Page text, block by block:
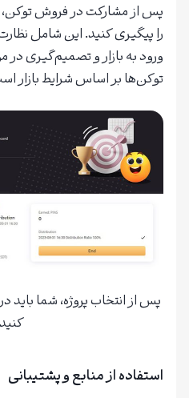
پس از مشارکت در فروش توکن،
را پیگیری کنید. این شامل
ورود به بازار و تصمیم‌گیری در
توکن‌ها بر اساس شرایط بازار
پس از انتخاب پروژه، شما
استفاده از منابع و پشتیبانی